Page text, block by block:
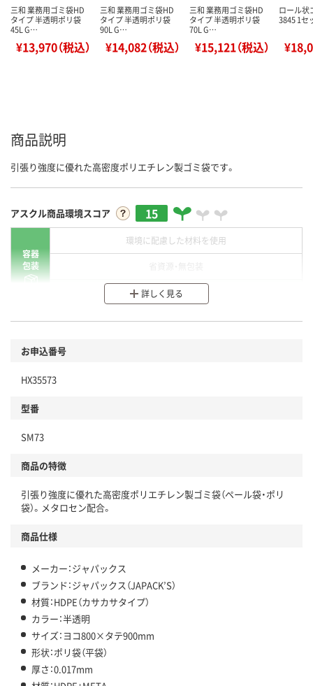
三和 業務用ゴミ袋HD
タイプ 半透明ポリ袋
45L G…
¥13,970（税込）
三和 業務用ゴミ袋HD
タイプ 半透明ポリ袋
90L G…
¥14,082（税込）
三和 業務用ゴミ袋HD
タイプ 半透明ポリ袋
70L G…
¥15,121（税込）
ロール状
3845 1セ
商品説明
引張り強度に優れた高密度ポリエチレン製ゴミ袋です。
アスクル商品環境スコア 15
容器
包装
環境に配慮した材料を使用
分別・リサイクルしやすい設計
本体
仕組
この商品の環境配慮ポイントです。下記商品詳細「
アスクル商品環境スコア詳細／加点項目
詳しく見る
お申込番号
HX35573
型番
SM73
商品の特徴
引張り強度に優れた高密度ポリエチレン製ゴミ袋（ペール袋・ポリ
袋）。メタロセン配合。
商品仕様
メーカー：ジャパックス
ブランド：ジャパックス（JAPACK’S）
材質：HDPE（カサカサタイプ）
カラー：半透明
サイズ：ヨコ800×タテ900mm
形状：ポリ袋（平袋）
厚さ：0.017mm